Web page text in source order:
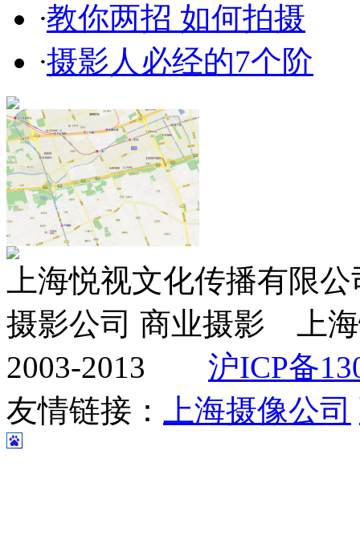
·教你两招 如何拍摄
·摄影人必经的7个阶
上海悦视文化传播有限
摄影公司 商业摄影 上海
2003-2013 沪ICP备
友情链接：
上海摄像公司